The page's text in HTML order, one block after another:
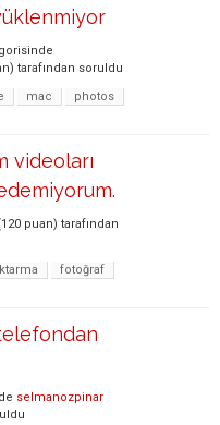
tarafından soruldu
mac
photos
videoları
120 puan) tarafından
fotoğraf
selmanozpinar